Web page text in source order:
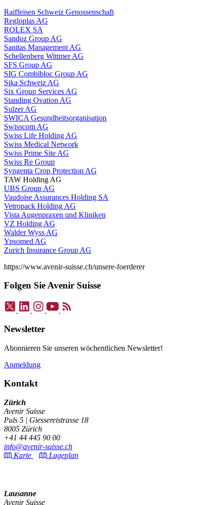
Raiffeisen Schweiz Genossenschaft
Regloplas AG
ROLEX SA
Sandoz Group AG
Sanitas Management AG
Schellenberg Wittmer AG
SFS Group AG
SIG Combibloc Group AG
Sika Schweiz AG
Six Group Services AG
Standing Ovation AG
Sulzer AG
SWICA Gesundheitsorganisation
Swisscom AG
Swiss Life Holding AG
Swiss Medical Network
Swiss Prime Site AG
Swiss Re Group
Syngenta Crop Protection AG
TAW Holding AG
UBS Group AG
Vaudoise Assurances Holding SA
Vetropack Holding AG
Vista Augenpraxen und Kliniken
VZ Holding AG
Walder Wyss AG
Ypsomed AG
Zurich Insurance Group AG
https://www.avenir-suisse.ch/unsere-foerderer
Folgen Sie Avenir Suisse
Newsletter
Abonnieren Sie unseren wöchentlichen Newsletter!
Anmeldung
Kontakt
Zürich
Avenir Suisse
Puls 5 | Giessereistrasse 18
8005 Zürich
+41 44 445 90 00
info@avenir-suisse.ch
Karte
Lageplan
Lausanne
Avenir Suisse